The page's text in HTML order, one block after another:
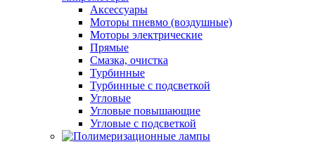
Аксессуары
Моторы пневмо (воздушные)
Моторы электрические
Прямые
Смазка, очистка
Турбинные
Турбинные с подсветкой
Угловые
Угловые повышающие
Угловые с подсветкой